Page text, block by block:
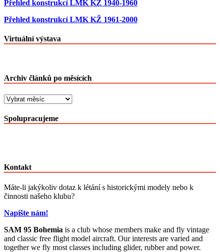
Přehled konstrukcí LMK KŽ 1940-1960
Přehled konstrukcí LMK KŽ 1961-2000
Virtuální výstava
Archiv článků po měsících
Archiv
po
měsících
Spolupracujeme
Kontakt
Máte-li jakýkoliv dotaz k létání s historickými modely nebo k
činnosti našeho klubu?
Napište nám!
SAM 95 Bohemia is a club whose members make and fly vintage
and classic free flight model aircraft. Our interests are varied and
together we fly most classes including glider, rubber and power.